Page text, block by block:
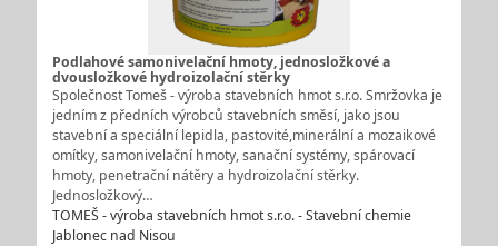
Podlahové samonivelační hmoty, jednosložkové a
dvousložkové hydroizolační stěrky
Společnost Tomeš - výroba stavebních hmot s.r.o. Smržovka je
jedním z předních výrobců stavebních směsí, jako jsou
stavební a speciální lepidla, pastovité,minerální a mozaikové
omítky, samonivelační hmoty, sanační systémy, spárovací
hmoty, penetrační nátěry a hydroizolační stěrky.
Jednosložkový…
TOMEŠ - výroba stavebních hmot s.r.o. - Stavební chemie
Jablonec nad Nisou